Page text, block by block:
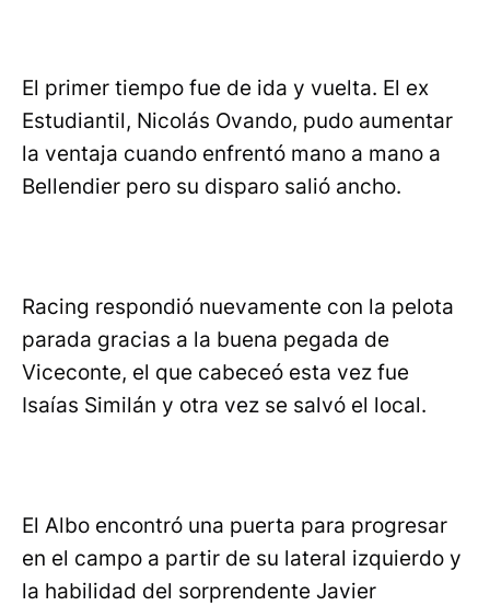
El primer tiempo fue de ida y vuelta. El ex
Estudiantil, Nicolás Ovando, pudo aumentar
la ventaja cuando enfrentó mano a mano a
Bellendier pero su disparo salió ancho.
Racing respondió nuevamente con la pelota
parada gracias a la buena pegada de
Viceconte, el que cabeceó esta vez fue
Isaías Similán y otra vez se salvó el local.
El Albo encontró una puerta para progresar
en el campo a partir de su lateral izquierdo y
la habilidad del sorprendente Javier